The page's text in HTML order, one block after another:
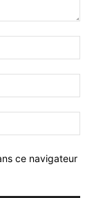
ce navigateur